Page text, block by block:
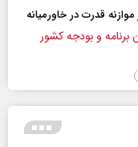
قدرت در خاورمیانه
و بودجه کشور